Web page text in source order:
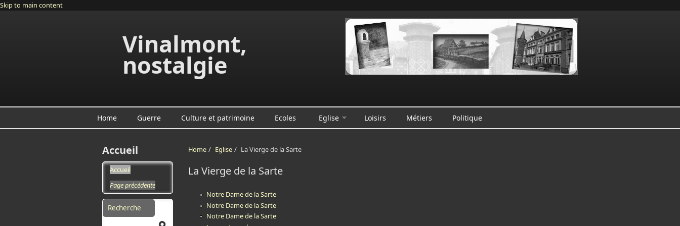
Skip to main content
Vinalmont,
nostalgie
Home Guerre Culture et patrimoine Ecoles Eglise Loisirs Métiers Politique
Accueil
Accueil
Page précédente
Search form
Home / Eglise / La Vierge de la Sarte
La Vierge de la Sarte
Notre Dame de la Sarte
Notre Dame de la Sarte
Notre Dame de la Sarte